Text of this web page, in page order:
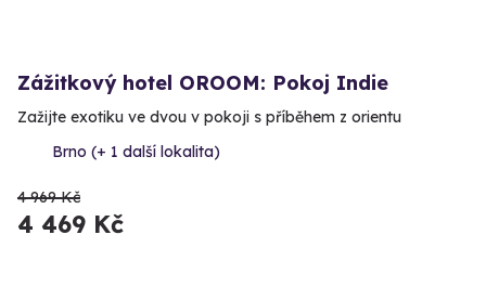
Zážitkový hotel OROOM: Pokoj Indie
Zažijte exotiku ve dvou v pokoji s příběhem z orientu
Brno (+ 1 další lokalita)
4 969 Kč
4 469 Kč